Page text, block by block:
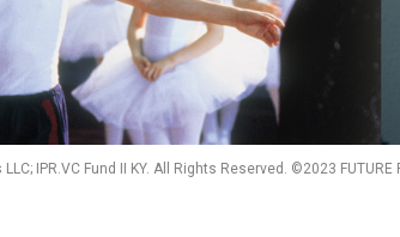
IPR.VC Fund II KY. All Rights Reserved. ©2023 FUTURE